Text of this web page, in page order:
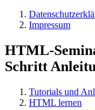
Impressum
HTML-
Schritt
Tutorials und
HTML lernen